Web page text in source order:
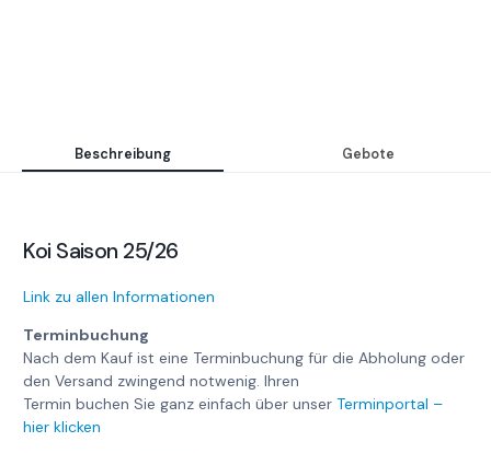
Beschreibung Gebote
Koi Saison 25/26
Link zu allen Informationen
Terminbuchung
Nach dem Kauf ist eine Terminbuchung für die Abholung oder
den Versand zwingend notwenig. Ihren
Termin buchen Sie ganz einfach über unserTerminportal –
hier klicken